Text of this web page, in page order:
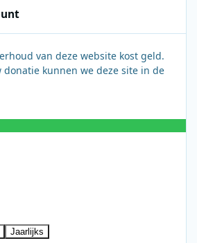
van deze website kost geld.
donatie kunnen we deze site in de